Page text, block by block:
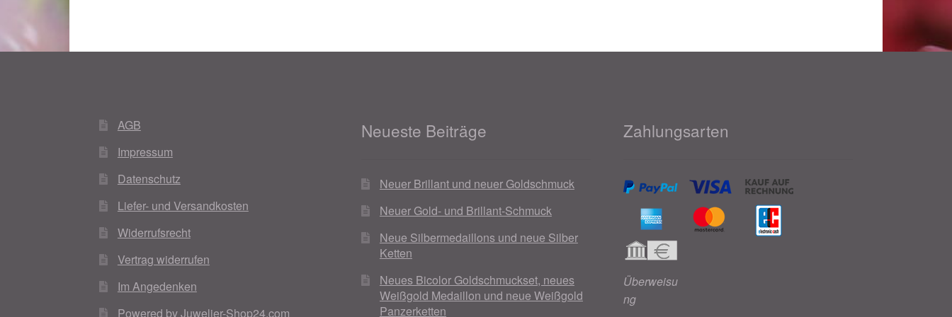
AGB
Impressum
Datenschutz
Liefer- und Versandkosten
Widerrufsrecht
Vertrag widerrufen
Im Angedenken
Powered by Juwelier-Shop24.com
Neueste Beiträge
Neuer Brillant und neuer Goldschmuck
Neuer Gold- und Brillant-Schmuck
Neue Silbermedaillons und neue Silber
Ketten
Neues Bicolor Goldschmuckset, neues
Weißgold Medaillon und neue Weißgold
Panzerketten
Zahlungsarten
Überweisu
ng